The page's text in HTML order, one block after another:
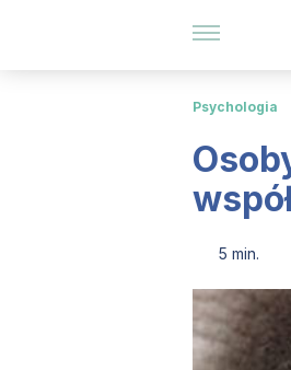
Psychologia
5 min.